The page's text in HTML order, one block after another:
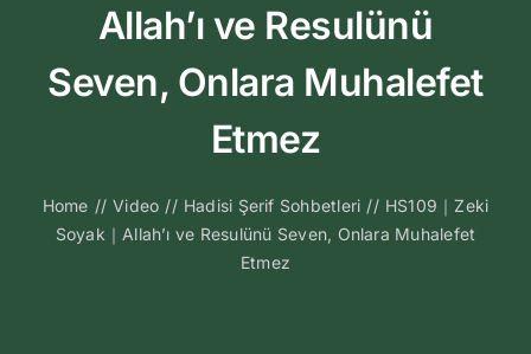
Kitapları
Sesli
Allah’ı ve Resulünü
Seven, Onlara Muhalefet
Etmez
Home // Video // Hadisi Şerif Sohbetleri // HS109｜Zeki
Soyak｜Allah’ı ve Resulünü Seven, Onlara Muhalefet
Etmez